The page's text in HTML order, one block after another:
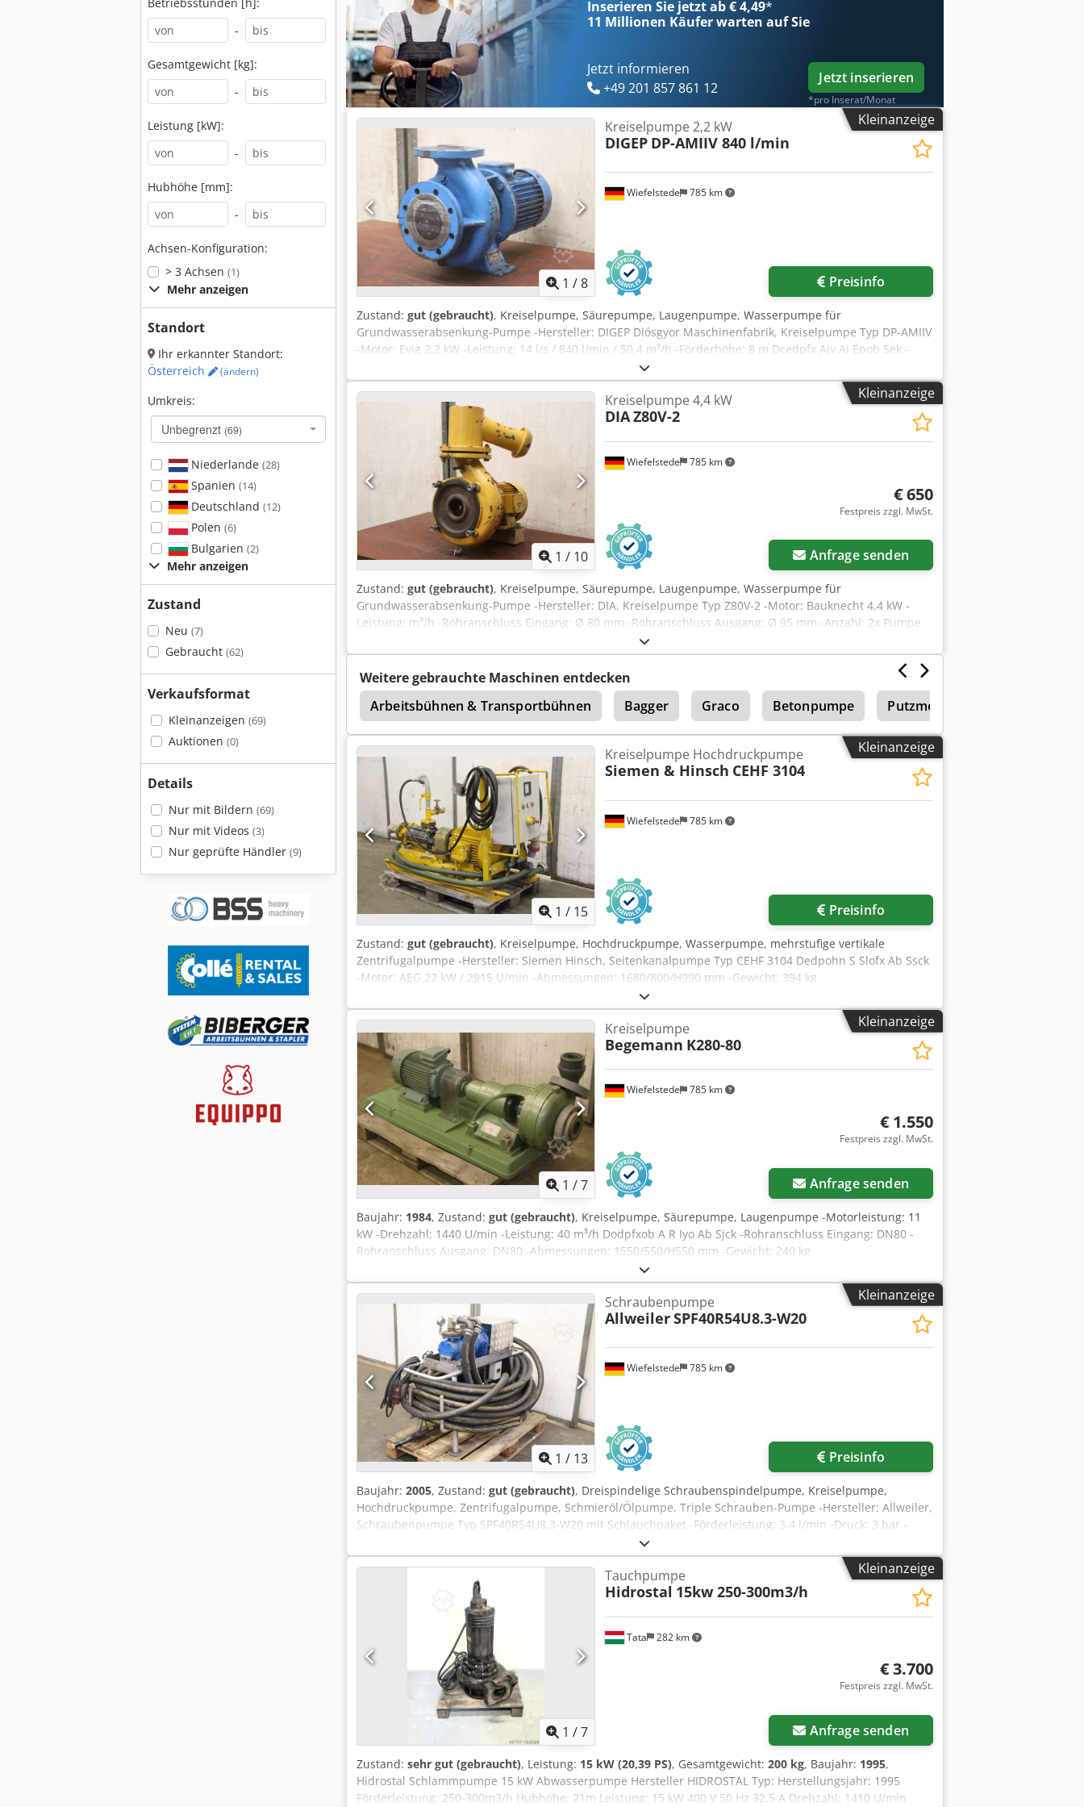
-
Gesamtgewicht [kg]:
-
Leistung [kW]:
-
Hubhöhe [mm]:
-
Achsen-Konfiguration:
> 3 Achsen (1)
Mehr anzeigen
Standort
Ihr erkannter Standort:
Österreich
(ändern)
Umkreis:
Unbegrenzt (69)
Niederlande (28)
Spanien (14)
Deutschland (12)
Polen (6)
Bulgarien (2)
Mehr anzeigen
Zustand
Neu (7)
Gebraucht (62)
Verkaufsformat
Kleinanzeigen (69)
Auktionen (0)
Details
Nur mit Bildern (69)
Nur mit Videos (3)
Nur geprüfte Händler (9)
Inserieren Sie jetzt ab € 4,49*
11 Millionen Käufer warten auf Sie
Jetzt informieren
+49 201 857 861 12
Jetzt inserieren
*pro Inserat/Monat
Kleinanzeige
1 /8
Wiefelstede 785 km
Kreiselpumpe 2,2 kW
DIGEP DP-AMIIV 840 l/min
Preisinfo
Zustand: gut (gebraucht), Kreiselpumpe, Säurepumpe, Laugenpumpe, Wasserpumpe für
Grundwasserabsenkung-Pumpe -Hersteller: DIGEP Diósgyor Maschinenfabrik, Kreiselpumpe Typ DP-AMIIV
-Motor: Evig 2,2 kW -Leistung: 14 l/s / 840 l/min / 50,4 m³/h -Förderhöhe: 8 m Dcedpfx Ajv Ai Epob Sek -
Rohranschluss Eingang: Ø 100 mm -Rohranschluss Ausgang: Ø 75 mm -Abmessungen: 580/290/H380 mm
-Gewicht: 83 kg
Kleinanzeige
1 / 10
Wiefelstede 785 km
Kreiselpumpe 4,4 kW
DIAZ80V-2
€ 650
Festpreis zzgl. MwSt.
Anfrage senden
Zustand: gut (gebraucht), Kreiselpumpe, Säurepumpe, Laugenpumpe, Wasserpumpe für
Grundwasserabsenkung-Pumpe -Hersteller: DIA, Kreiselpumpe Typ Z80V-2 -Motor: Bauknecht 4,4 kW -
Leistung: m³/h -Rohranschluss Eingang: Ø 80 mm -Rohranschluss Ausgang: Ø 95 mm -Anzahl: 2x Pumpe
vorhanden -Preis: pro Stück -Abmessungen: 540/360/H700 mm -Gewicht: 96 kg Dodpfx Absvvt Nrs Sock
Weitere gebrauchte Maschinen entdecken
Arbeitsbühnen & Transportbühnen
Bagger Graco Betonpumpe Putzmeister
Kleinanzeige
1 / 15
Wiefelstede 785 km
Kreiselpumpe Hochdruckpumpe
Siemen & Hinsch CEHF 3104
Preisinfo
Zustand: gut (gebraucht), Kreiselpumpe, Hochdruckpumpe, Wasserpumpe, mehrstufige vertikale
Zentrifugalpumpe -Hersteller: Siemen Hinsch, Seitenkanalpumpe Typ CEHF 3104 Dedpohn S Slofx Ab Ssck
-Motor: AEG 22 kW / 2915 U/min -Abmessungen: 1680/800/H990 mm -Gewicht: 394 kg
Kleinanzeige
1 /7
Wiefelstede 785 km
Kreiselpumpe
Begemann K280-80
€ 1.550
Festpreis zzgl. MwSt.
Anfrage senden
Baujahr: 1984, Zustand: gut (gebraucht), Kreiselpumpe, Säurepumpe, Laugenpumpe -Motorleistung: 11
kW -Drehzahl: 1440 U/min -Leistung: 40 m³/h Dodpfxob A R Iyo Ab Sjck -Rohranschluss Eingang: DN80 -
Rohranschluss Ausgang: DN80 -Abmessungen: 1550/550/H550 mm -Gewicht: 240 kg
Kleinanzeige
1 / 13
Wiefelstede 785 km
Schraubenpumpe
AllweilerSPF40R54U8.3-W20
Preisinfo
Baujahr: 2005, Zustand: gut (gebraucht), Dreispindelige Schraubenspindelpumpe, Kreiselpumpe,
Hochdruckpumpe, Zentrifugalpumpe, Schmieröl/Ölpumpe, Triple Schrauben-Pumpe -Hersteller: Allweiler,
Schraubenpumpe Typ SPF40R54U8.3-W20 mit Schlauchpaket -Förderleistung: 3,4 l/min -Druck: 3 bar -
Motor: 0,7 kW / 1800 U/min -Schlauchpaket: Länge 1x 60 m / 1x 6 m Djdpfx Aspid D Iob Sock -
Abmessungen: 1230/900/H960 mm -Gewicht: 160 kg
Kleinanzeige
1 /7
Tata 282 km
Tauchpumpe
Hidrostal 15kw 250-300m3/h
€ 3.700
Festpreis zzgl. MwSt.
Anfrage senden
Zustand: sehr gut (gebraucht), Leistung: 15 kW (20,39 PS), Gesamtgewicht: 200 kg, Baujahr: 1995,
Hidrostal Schlammpumpe 15 kW Abwasserpumpe Hersteller HIDROSTAL Typ: Herstellungsjahr: 1995
Förderleistung: 250-300m3/h Hubhöhe: 21m Leistung: 15 kW 400 V 50 Hz 32,5 A Drehzahl: 1410 U/min